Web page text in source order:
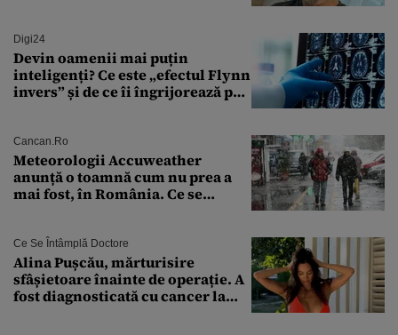
Digi24
Devin oamenii mai puțin
inteligenți? Ce este „efectul Flynn
invers” și de ce îi îngrijorează pe
Cancan.ro
Meteorologii Accuweather
anunță o toamnă cum nu prea a
mai fost, în România. Ce se
București. Pe ce dată ninge
Ce Se Întâmplă Doctore
Alina Pușcău, mărturisire
sfâșietoare înainte de operație. A
fost diagnosticată cu cancer la